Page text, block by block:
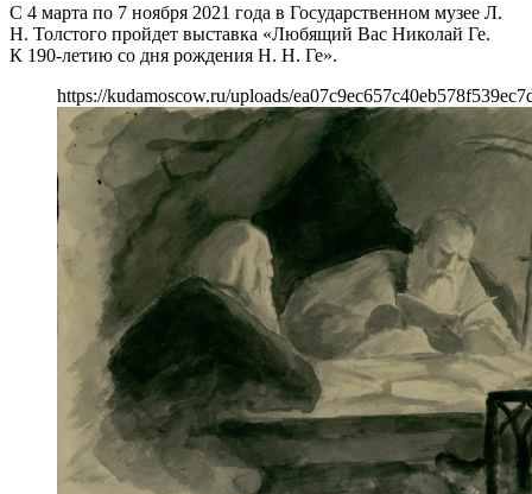
С 4 марта по 7 ноября 2021 года в Государственном музее Л.
Н. Толстого пройдет выставка «Любящий Вас Николай Ге.
К 190-летию со дня рождения Н. Н. Ге».
https://kudamoscow.ru/uploads/